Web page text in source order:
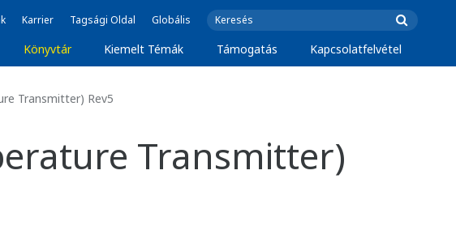
Karrier Tagsági Oldal Globális
Könyvtár Kiemelt Témák Támogatás Kapcsolatfelvétel
Transmitter) Rev5
Transmitter)